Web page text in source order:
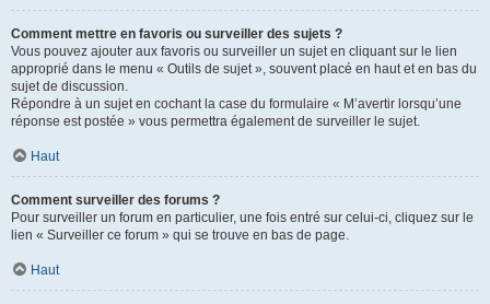
Comment mettre en favoris ou surveiller des sujets ?
Vous pouvez ajouter aux favoris ou surveiller un sujet en cliquant sur le lien
approprié dans le menu « Outils de sujet », souvent placé en haut et en bas du
sujet de discussion.
Répondre à un sujet en cochant la case du formulaire « M’avertir lorsqu’une
réponse est postée » vous permettra également de surveiller le sujet.
Haut
Comment surveiller des forums ?
Pour surveiller un forum en particulier, une fois entré sur celui-ci, cliquez sur le
lien « Surveiller ce forum » qui se trouve en bas de page.
Haut